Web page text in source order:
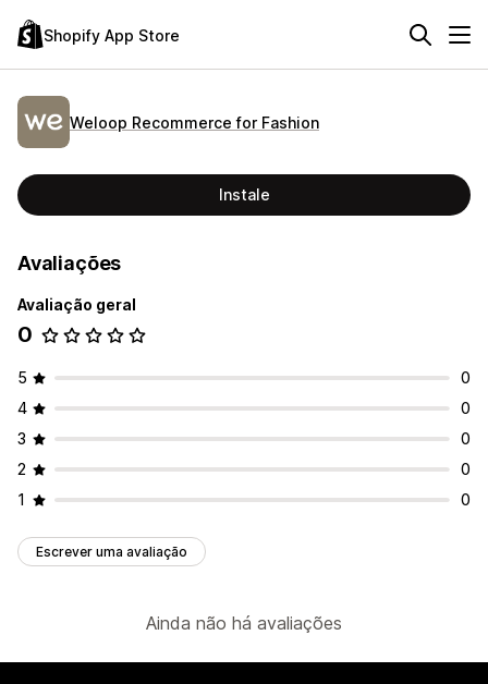
Shopify App Store
Weloop Recommerce for Fashion
Instale
Avaliações
Avaliação geral
0
5
0
4
0
3
0
2
0
1
0
Escrever uma avaliação
Ainda não há avaliações